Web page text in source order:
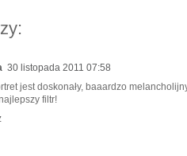
30 listopada 2011 07:58
jest doskonały, baaardzo
filtr!